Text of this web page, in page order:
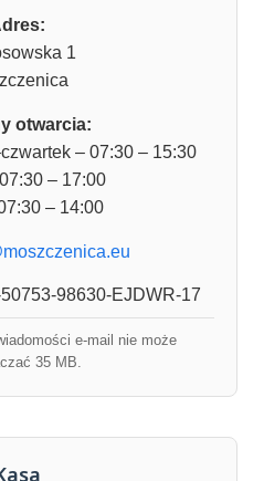
1
otwarcia:
– 07:30 – 15:30
– 17:00
– 14:00
98630-EJDWR-17
e-mail nie może
35 MB.